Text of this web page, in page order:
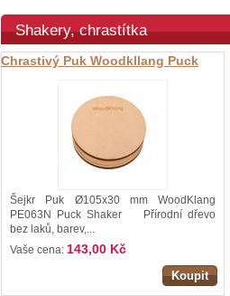
Shakery, chrastítka
Chrastivý Puk Woodkllang Puck
Šejkr Puk Ø105x30 mm WoodKlang
PE063N Puck Shaker Přírodní dřevo
bez laků, barev,...
Vaše cena: 143,00 Kč
Koupit